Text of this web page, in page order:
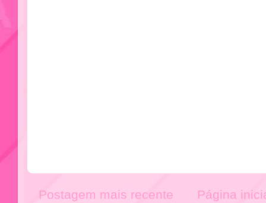
Postagem mais recente Página